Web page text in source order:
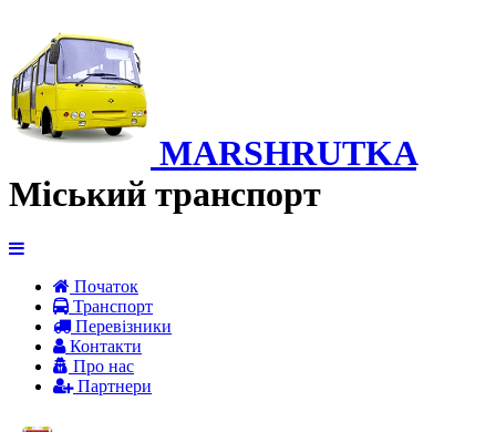
MARSHRUTKA
Міський транспорт
Початок
Транспорт
Перевiзники
Контакти
Про нас
Партнери